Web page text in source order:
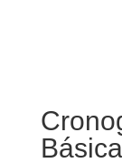
Básica